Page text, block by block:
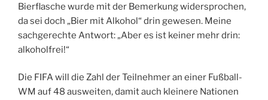
Bierflasche wurde mit der Bemerkung widersprochen,
da sei doch „Bier mit Alkohol“ drin gewesen. Meine
sachgerechte Antwort: „Aber es ist keiner mehr drin:
alkoholfrei!“
Die FIFA will die Zahl der Teilnehmer an einer Fußball-
WM auf 48 ausweiten, damit auch kleinere Nationen